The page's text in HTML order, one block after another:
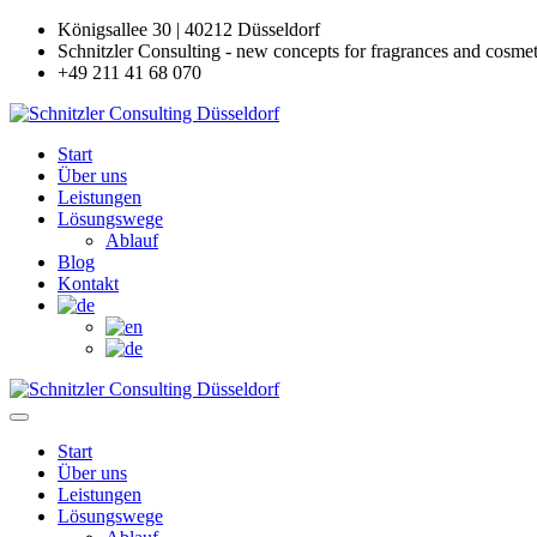
Königsallee 30 | 40212 Düsseldorf
Schnitzler Consulting - new concepts for fragrances and
+49 211 41 68 070
Start
Über uns
Leistungen
Lösungswege
Ablauf
Blog
Kontakt
Start
Über uns
Leistungen
Lösungswege